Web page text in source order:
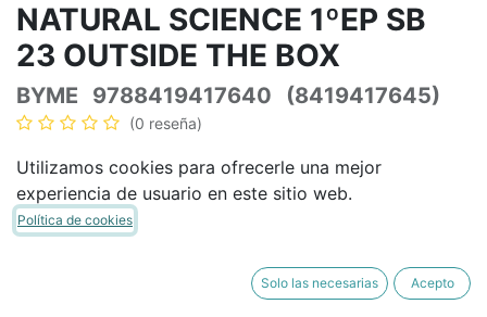
NATURAL SCIENCE 1ºEP SB
23 OUTSIDE THE BOX
BYME 9788419417640 (8419417645)
(0 reseña)
36,77€ 43,26€ IVA Incluido
COMPRAR AHORA
Utilizamos cookies para ofrecerle una mejor
experiencia de usuario en este sitio web.
Política de cookies
Solo las necesarias Acepto